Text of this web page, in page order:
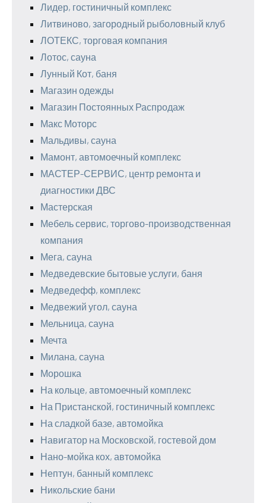
Лидер, гостиничный комплекс
Литвиново, загородный рыболовный клуб
ЛОТЕКС, торговая компания
Лотос, сауна
Лунный Кот, баня
Магазин одежды
Магазин Постоянных Распродаж
Макс Моторс
Мальдивы, сауна
Мамонт, автомоечный комплекс
МАСТЕР-СЕРВИС, центр ремонта и
диагностики ДВС
Мастерская
Мебель сервис, торгово-производственная
компания
Мега, сауна
Медведевские бытовые услуги, баня
Медведефф, комплекс
Медвежий угол, сауна
Мельница, сауна
Мечта
Милана, сауна
Морошка
На кольце, автомоечный комплекс
На Пристанской, гостиничный комплекс
На сладкой базе, автомойка
Навигатор на Московской, гостевой дом
Нано-мойка кох, автомойка
Нептун, банный комплекс
Никольские бани